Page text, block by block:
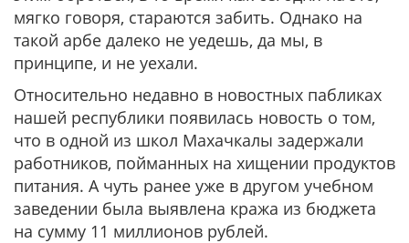
мягко говоря, стараются забить. Однако на
такой арбе далеко не уедешь, да мы, в
принципе, и не уехали.
Относительно недавно в новостных пабликах
нашей республики появилась новость о том,
что в одной из школ Махачкалы задержали
работников, пойманных на хищении продуктов
питания. А чуть ранее уже в другом учебном
заведении была выявлена кража из бюджета
на сумму 11 миллионов рублей.